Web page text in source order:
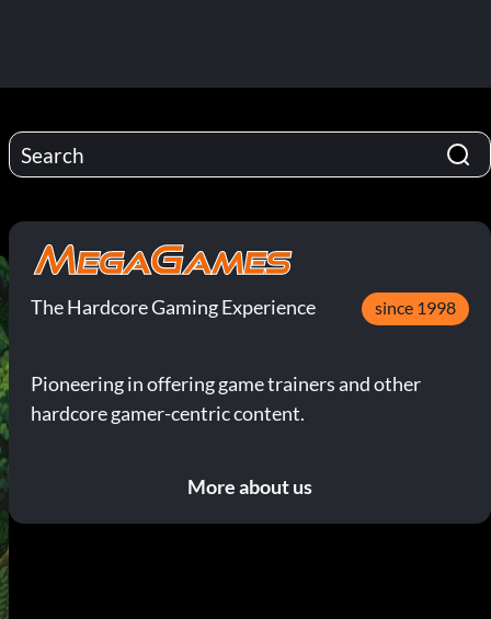
The Hardcore Gaming Experience since 1998
Pioneering in offering game trainers and other
hardcore gamer-centric content.
More about us